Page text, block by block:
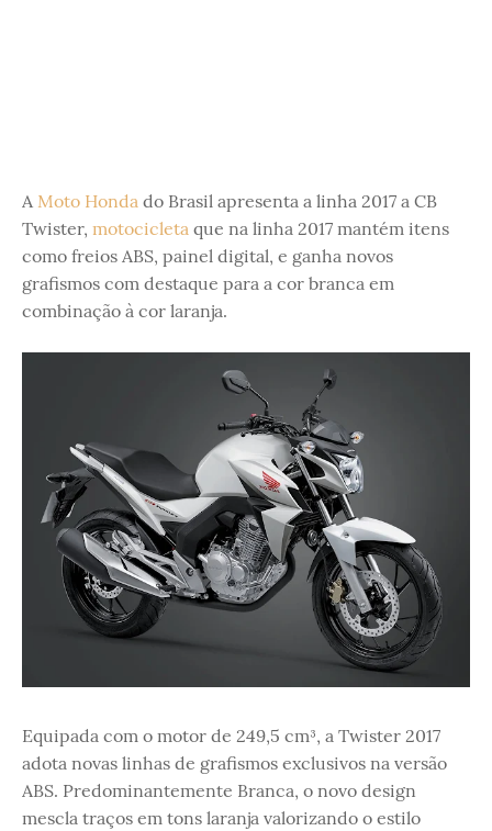
A Moto Honda do Brasil apresenta a linha 2017 a CB
Twister, motocicleta que na linha 2017 mantém itens
como freios ABS, painel digital, e ganha novos
grafismos com destaque para a cor branca em
combinação à cor laranja.
Equipada com o motor de 249,5 cm³, a Twister 2017
adota novas linhas de grafismos exclusivos na versão
ABS. Predominantemente Branca, o novo design
mescla traços em tons laranja valorizando o estilo